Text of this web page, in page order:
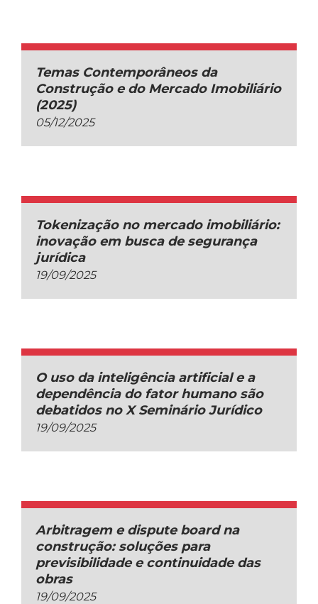
Temas Contemporâneos da
Construção e do Mercado Imobiliário
(2025)
05/12/2025
Tokenização no mercado imobiliário:
inovação em busca de segurança
jurídica
19/09/2025
O uso da inteligência artificial e a
dependência do fator humano são
debatidos no X Seminário Jurídico
19/09/2025
Arbitragem e dispute board na
construção: soluções para
previsibilidade e continuidade das
obras
19/09/2025